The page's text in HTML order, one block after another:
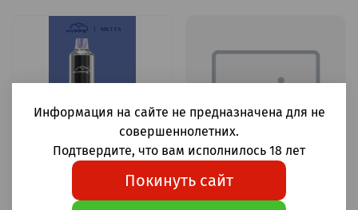
Hyppe Metta
Информация на сайте не предназначена для не
совершеннолетних.
Подтвердите, что вам исполнилось 18 лет
Покинуть сайт